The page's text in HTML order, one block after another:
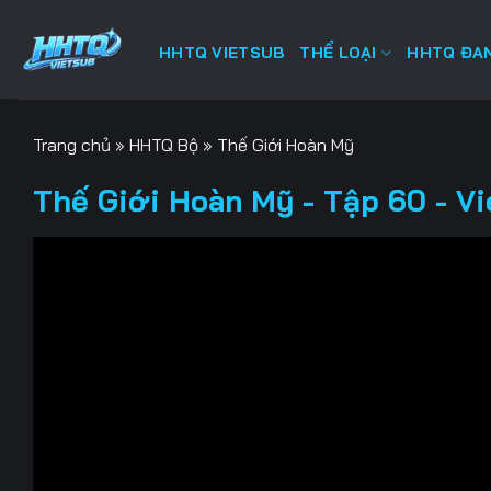
HHTQ VIETSUB THỂ LOẠI HHTQ
Trang chủ » HHTQ Bộ » Thế Giới Hoàn Mỹ
Thế Giới Hoàn Mỹ - Tập 60 -